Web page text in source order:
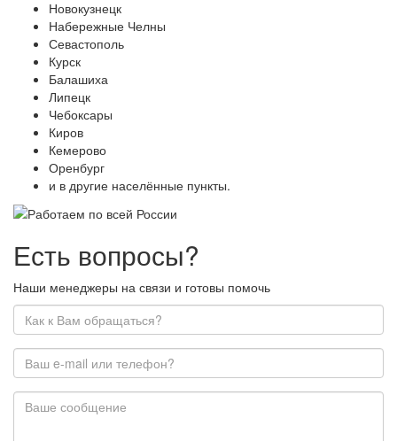
Новокузнецк
Набережные Челны
Севастополь
Курск
Балашиха
Липецк
Чебоксары
Киров
Кемерово
Оренбург
и в другие населённые пункты.
Есть вопросы?
Наши менеджеры на связи и готовы помочь